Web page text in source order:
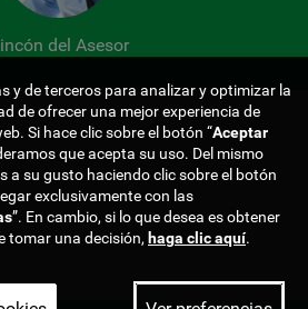
del Asesor
Certificados y
y de terceros para analizar y optimizar la
de ofrecer una mejor experiencia de
Si hace clic sobre el botón “Aceptar
que acepta su uso. Del mismo
a su gusto haciendo clic sobre el botón
exclusivamente con las
”. En cambio, si lo que desea es obtener
tomar una decisión, haga clic aquí.